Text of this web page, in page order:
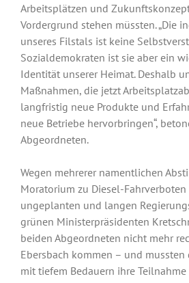
Arbeitsplätzen und
Vordergrund stehen müssten. „Die
unseres Filstals ist keine
Sozialdemokraten ist sie aber ein
Identität unserer Heimat. Deshalb
Maßnahmen, die jetzt
langfristig neue Produkte und
neue Betriebe hervorbringen“,
Abgeordneten.
Wegen mehrerer namentlichen
Moratorium zu Diesel-
ungeplanten und langen
grünen Ministerpräsidenten
beiden Abgeordneten nicht mehr
Ebersbach kommen – und mussten
mit tiefem Bedauern ihre Teilnahme